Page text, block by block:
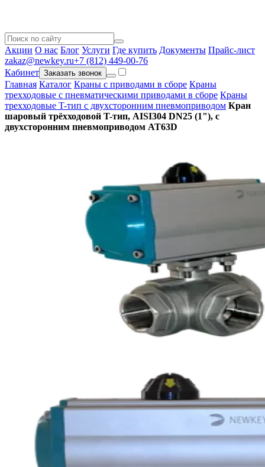
Акции О нас Блог Услуги Где купить Документы Прайс-лист
zakaz@newkey.ru+7 (812) 449-00-76
Кабинет Заказать звонок
Главная Каталог Краны с приводами в сборе Краны
трехходовые с пневматическими приводами в сборе Краны
трехходовые T-тип с двухсторонним пневмоприводом Кран
шаровый трёхходовой T-тип, AISI304 DN25 (1"), с
двухсторонним пневмоприводом AT63D